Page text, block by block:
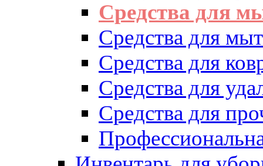
Средства для
Средства для
Средства для
Средства для
Средства для